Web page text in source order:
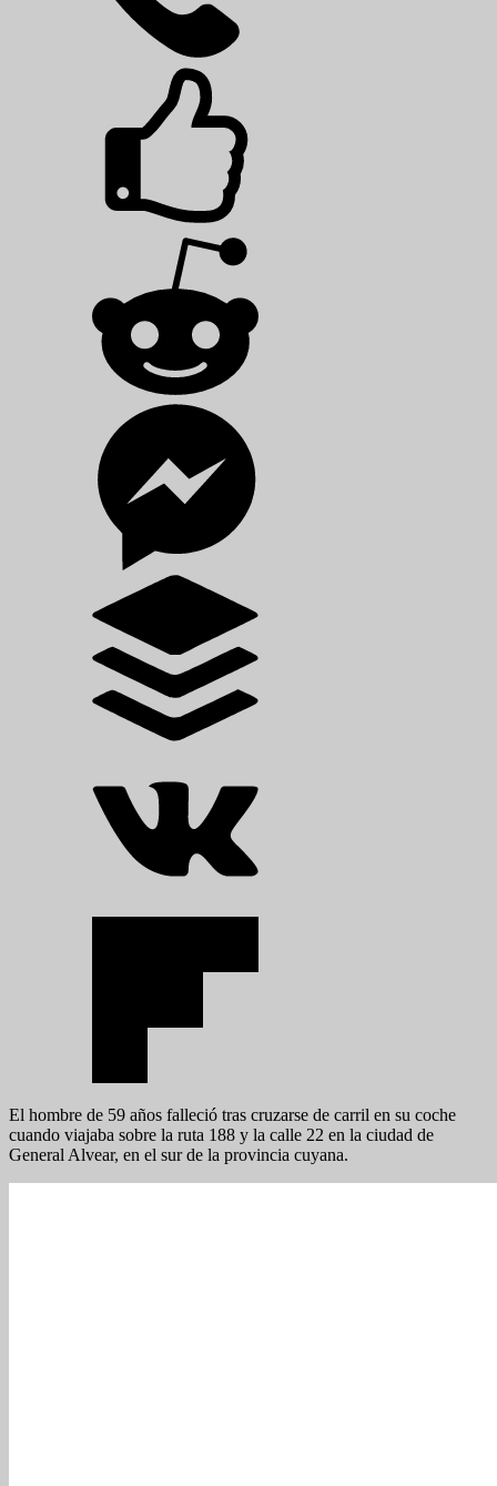
El hombre de 59 años falleció tras cruzarse de carril en su coche
cuando viajaba sobre la ruta 188 y la calle 22 en la ciudad de
General Alvear, en el sur de la provincia cuyana.